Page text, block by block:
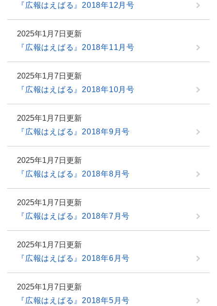
『広報はえばる』2018年12月号
2025年1月7日更新
『広報はえばる』2018年11月号
2025年1月7日更新
『広報はえばる』2018年10月号
2025年1月7日更新
『広報はえばる』2018年9月号
2025年1月7日更新
『広報はえばる』2018年8月号
2025年1月7日更新
『広報はえばる』2018年7月号
2025年1月7日更新
『広報はえばる』2018年6月号
2025年1月7日更新
『広報はえばる』2018年5月号